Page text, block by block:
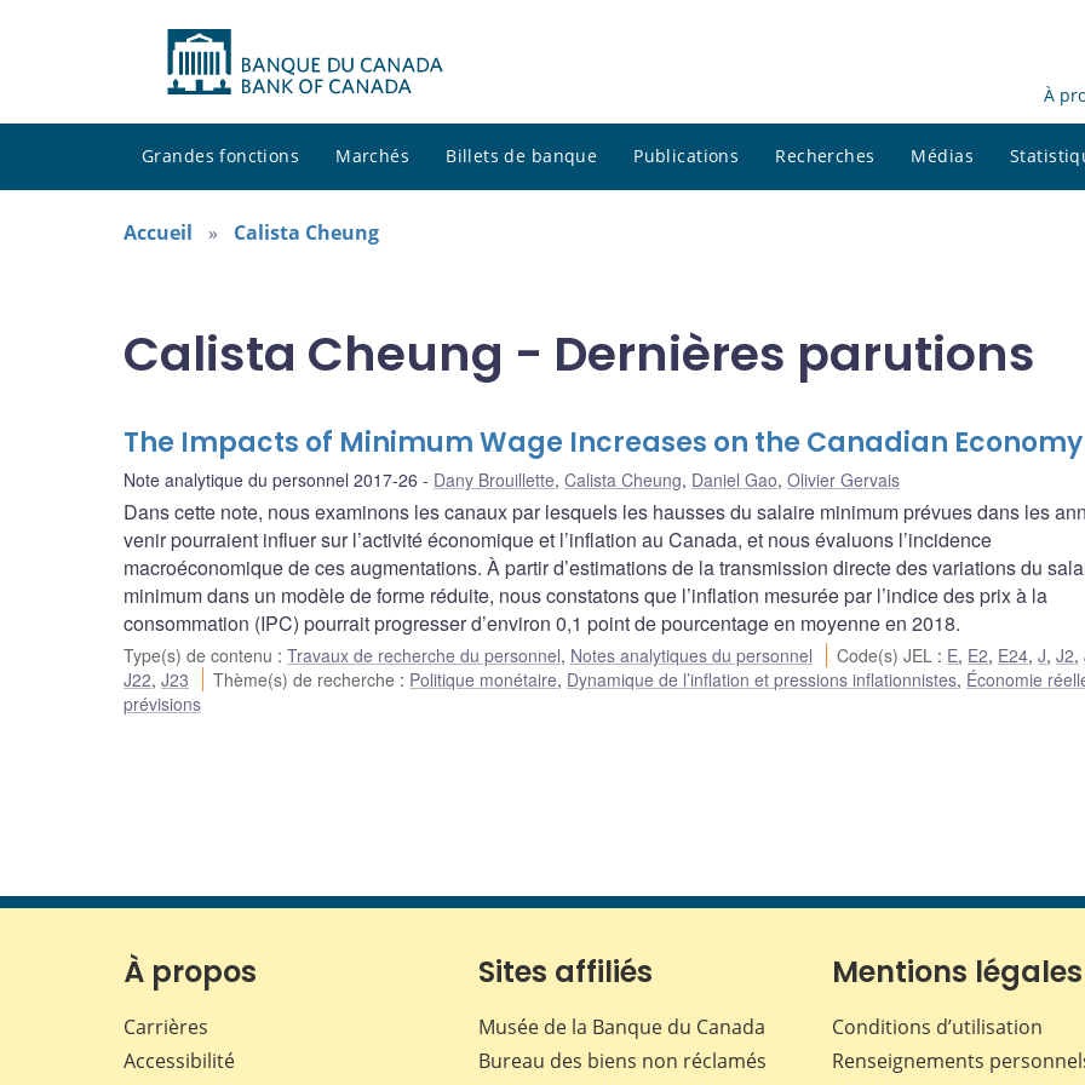
À
Grandes fonctions Marchés Billets de banque Publications Recherches Médias
Accueil Calista Cheung
Calista Cheung - Dernières parutions
The Impacts of Minimum Wage Increases on the Canadian Economy
Note analytique du personnel 2017-26 Dany Brouillette, Calista Cheung, Daniel Gao, Olivier Gervais
Dans cette note, nous examinons les canaux par lesquels les hausses du salaire minimum prévues dans les
venir pourraient influer sur l’activité économique et l’inflation au Canada, et nous évaluons l’incidence
macroéconomique de ces augmentations. À partir d’estimations de la transmission directe des variations du
minimum dans un modèle de forme réduite, nous constatons que l’inflation mesurée par l’indice des prix à la
consommation (IPC) pourrait progresser d’environ 0,1 point de pourcentage en moyenne en 2018.
Type(s) de contenu : Travaux de recherche du personnel, Notes analytiques du personnel Code(s) JEL : E, E2, E24,J,J2,
J22, J23 Thème(s) de recherche : Politique monétaire, Dynamique de l’inflation et pressions inflationnistes, Économie
prévisions
À propos
Carrières
Accessibilité
Sites affiliés
Musée de la Banque du Canada
Bureau des biens non réclamés
Mentions légales
Conditions d’utilisation
Renseignements